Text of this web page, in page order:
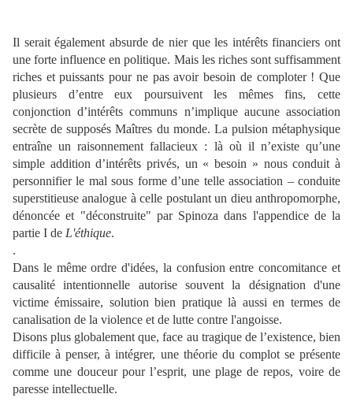
Il serait également absurde de nier que les intérêts financiers ont
une forte influence en politique. Mais les riches sont suffisamment
riches et puissants pour ne pas avoir besoin de comploter ! Que
plusieurs d’entre eux poursuivent les mêmes fins, cette
conjonction d’intérêts communs n’implique aucune association
secrète de supposés Maîtres du monde. La pulsion métaphysique
entraîne un raisonnement fallacieux : là où il n’existe qu’une
simple addition d’intérêts privés, un « besoin » nous conduit à
personnifier le mal sous forme d’une telle association – conduite
superstitieuse analogue à celle postulant un dieu anthropomorphe,
dénoncée et "déconstruite" par Spinoza dans l'appendice de la
partie I de L'éthique.
.
Dans le même ordre d'idées, la confusion entre concomitance et
causalité intentionnelle autorise souvent la désignation d'une
victime émissaire, solution bien pratique là aussi en termes de
canalisation de la violence et de lutte contre l'angoisse.
Disons plus globalement que, face au tragique de l’existence, bien
difficile à penser, à intégrer, une théorie du complot se présente
comme une douceur pour l’esprit, une plage de repos, voire de
paresse intellectuelle.